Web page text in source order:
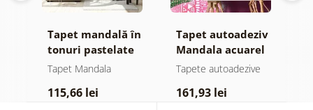
Tapet mandală în
tonuri pastelate
Tapet Mandala
115,66 lei
Tapet autoadeziv
Mandala acuarel
roz
Tapete autoadezive
161,93 lei